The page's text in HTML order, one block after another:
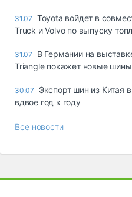
31.07 Toyota войдет в
Truck и Volvo по выпуску
31.07
В Германии на
Triangle покажет новые
30.07
Экспорт шин из Китая
вдвое год к году
Все новости